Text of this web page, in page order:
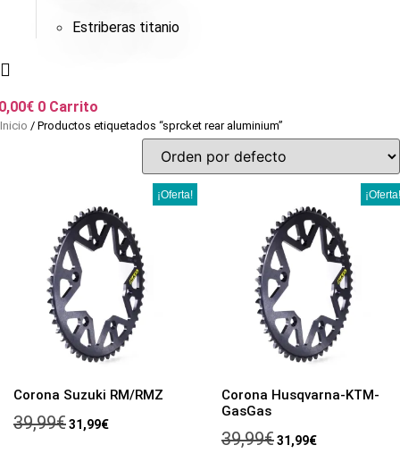
Estriberas titanio
€ 0 Carrito
Inicio / Productos etiquetados “sprcket rear aluminium”
¡Oferta!
Corona Suzuki RM/RMZ
39,99€El
precio
31,99€El
¡Oferta!
Corona Husqvarna-KTM-
GasGas
39,99€El
precio
31,99€El